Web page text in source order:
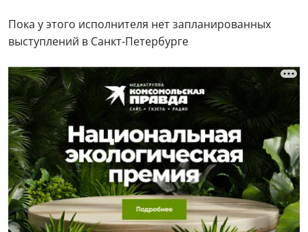
Пока у этого исполнителя нет запланированных
выступлений в Санкт-Петербурге